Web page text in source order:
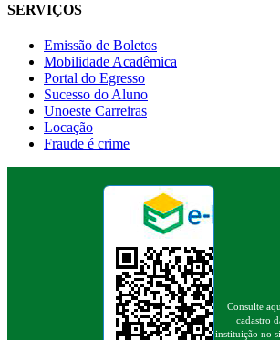
SERVIÇOS
Emissão de Boletos
Mobilidade Acadêmica
Portal do Egresso
Sucesso do Aluno
Unoeste Carreiras
Locação
Fraude é crime
Consulte
cadastro
instituição no